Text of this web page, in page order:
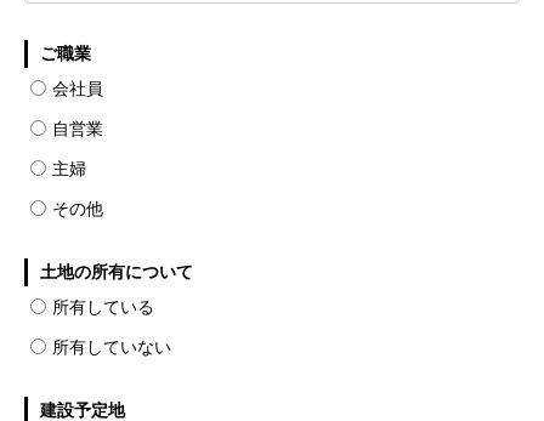
ご職業
会社員
自営業
主婦
その他
土地の所有について
所有している
所有していない
建設予定地